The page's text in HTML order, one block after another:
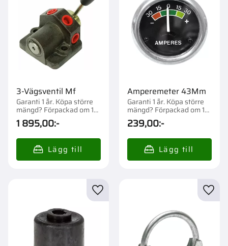
3-Vägsventil Mf
Garanti 1 år. Köpa större
mängd? Förpackad om 1
st.
1 895,00:-
Amperemeter 43Mm
Garanti 1 år. Köpa större
mängd? Förpackad om 1
st.
239,00:-
Lägg till i favoriter